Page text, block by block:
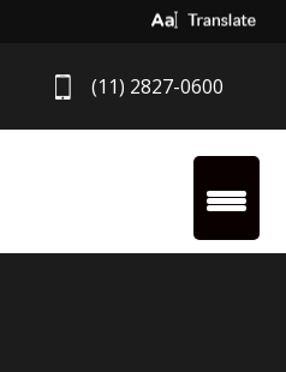
Select
(11) 2827-0600